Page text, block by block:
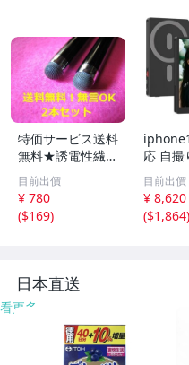
特価サービス送料
無料★誘電性繊維
タッチペン黒2本
セット★ツムツ
ム、パズドラ等に
★耐久性重視★新
目前出價
¥ 780
($169)
応 自撮
ー スマ
り モニ
ンチ 超
ne背面
目前出價
¥ 8,620
($1,864)
日本直送
看更多